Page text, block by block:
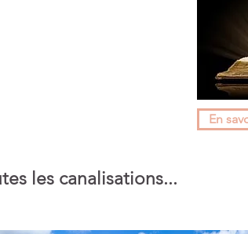
En
les canalisations...